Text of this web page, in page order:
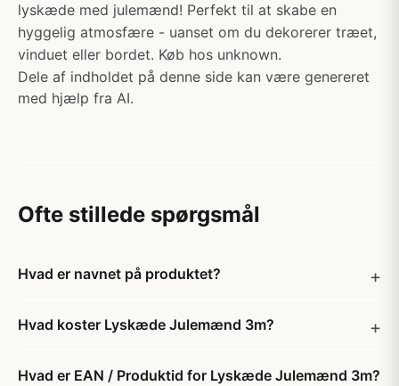
lyskæde med julemænd! Perfekt til at skabe en
hyggelig atmosfære - uanset om du dekorerer træet,
vinduet eller bordet. Køb hos unknown.
Dele af indholdet på denne side kan være genereret
med hjælp fra AI.
Ofte stillede spørgsmål
Hvad er navnet på produktet?
Hvad koster Lyskæde Julemænd 3m?
Hvad er EAN / Produktid for Lyskæde Julemænd 3m?